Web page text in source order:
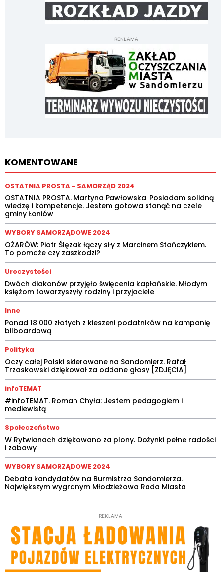
REKLAMA
KOMENTOWANE
OSTATNIA PROSTA - SAMORZĄD 2024
OSTATNIA PROSTA. Martyna Pawłowska: Posiadam solidną
wiedzę i kompetencje. Jestem gotowa stanąć na czele
gminy Łoniów
WYBORY SAMORZĄDOWE 2024
OŻARÓW: Piotr Ślęzak łączy siły z Marcinem Stańczykiem.
To pomoże czy zaszkodzi?
Uroczystości
Dwóch diakonów przyjęło święcenia kapłańskie. Młodym
księżom towarzyszyły rodziny i przyjaciele
Inne
Ponad 18 000 złotych z kieszeni podatników na kampanię
bilboardową
Polityka
Oczy całej Polski skierowane na Sandomierz. Rafał
Trzaskowski dziękował za oddane głosy [ZDJĘCIA]
infoTEMAT
#infoTEMAT. Roman Chyła: Jestem pedagogiem i
mediewistą
Społeczeństwo
W Rytwianach dziękowano za plony. Dożynki pełne radości
i zabawy
WYBORY SAMORZĄDOWE 2024
Debata kandydatów na Burmistrza Sandomierza.
Największym wygranym Młodzieżowa Rada Miasta
REKLAMA